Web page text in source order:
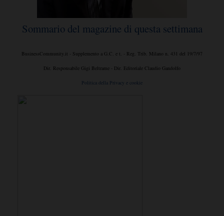
Sommario del magazine di questa settimana
BusinessCommunity.it - Supplemento a G.C. e t. - Reg. Trib. Milano n. 431 del 19/7/97
Dir. Responsabile Gigi Beltrame - Dir. Editoriale Claudio Gandolfo
Politica della Privacy e cookie